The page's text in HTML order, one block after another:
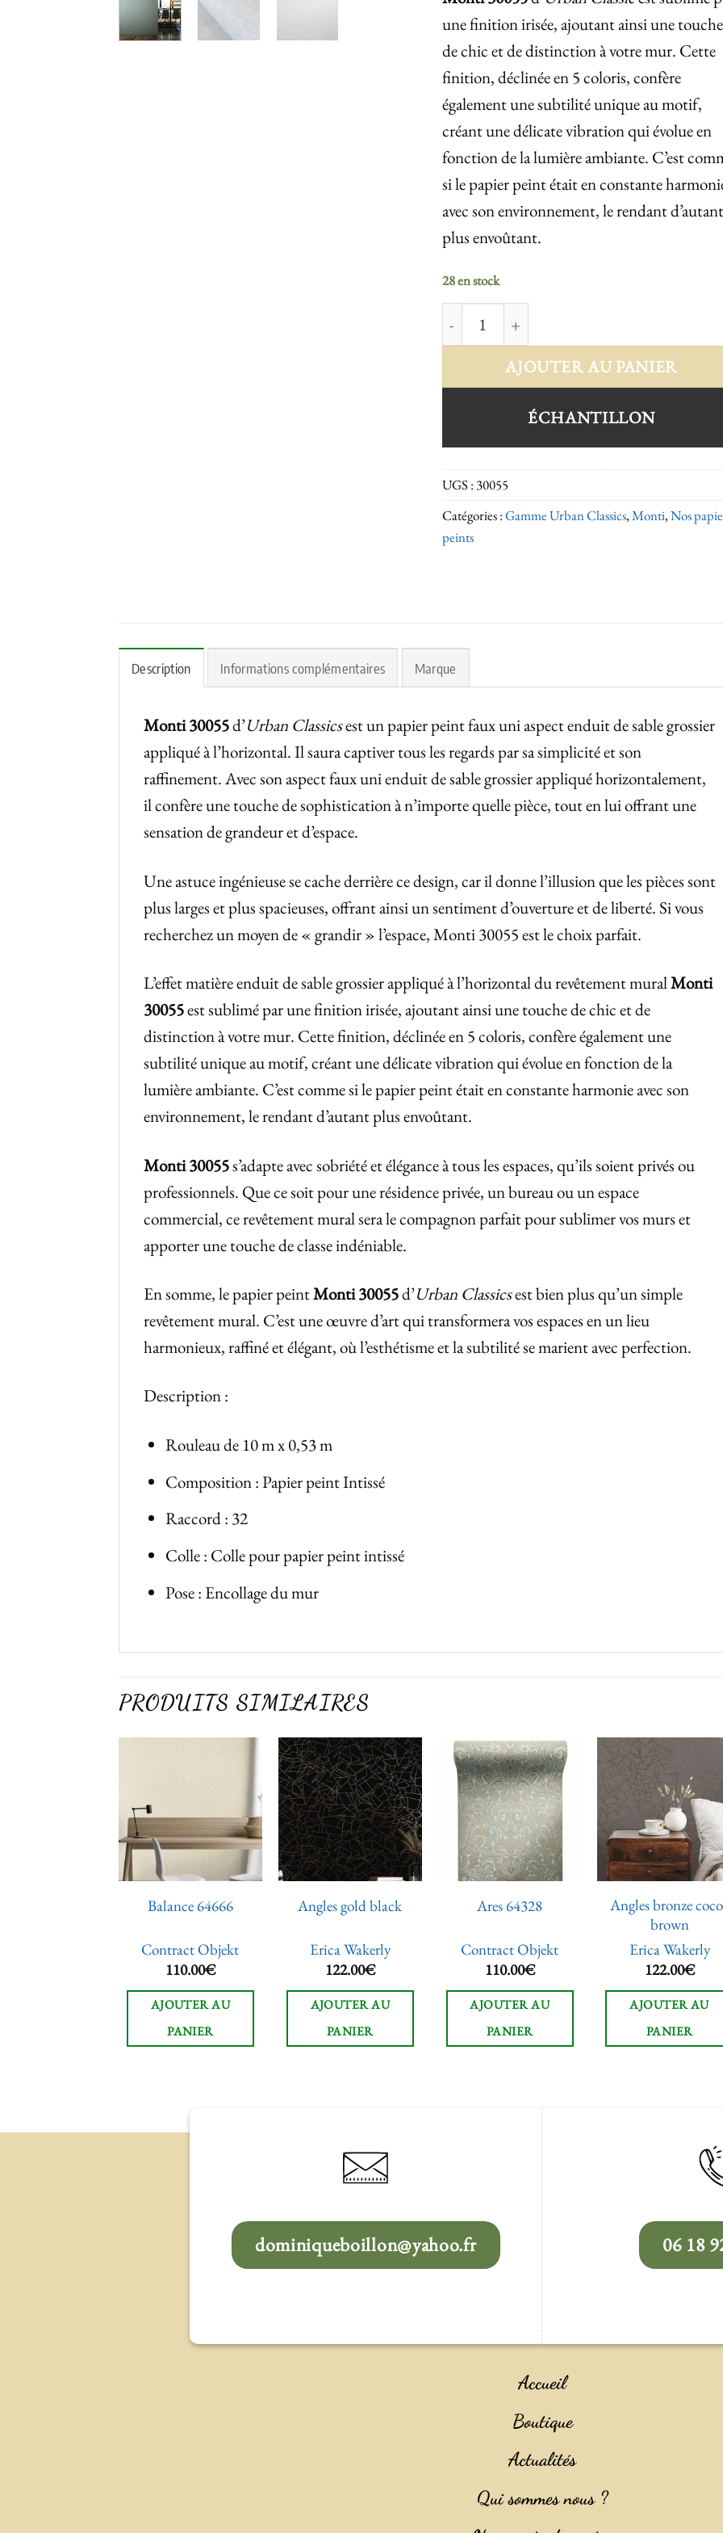
une finition irisée, ajoutant ainsi une touche
de chic et de distinction à votre mur. Cette
finition, déclinée en 5 coloris, confère
également une subtilité unique au motif,
créant une délicate vibration qui évolue en
fonction de la lumière ambiante. C’est
si le papier peint était en constante
avec son environnement, le rendant d’autant
plus envoûtant.
28 en stock
quantité de Monti 30055
AJOUTER AU PANIER
ÉCHANTILLON
UGS : 30055
Catégories :Gamme Urban Classics,Monti,Nos
peints
Description Informations complémentaires Marque
Monti 30055d’Urban Classicsest un papier peint faux uni aspect enduit de sable grossier
appliqué à l’horizontal. Il saura captiver tous les regards par sa simplicité et son
raffinement. Avec son aspect faux uni enduit de sable grossier appliqué horizontalement,
il confère une touche de sophistication à n’importe quelle pièce, tout en lui offrant une
sensation de grandeur et d’espace.
Une astuce ingénieuse se cache derrière ce design, car il donne l’illusion que les pièces sont
plus larges et plus spacieuses, offrant ainsi un sentiment d’ouverture et de liberté. Si vous
recherchez un moyen de « grandir » l’espace, Monti 30055 est le choix parfait.
L’effet matière enduit de sable grossier appliqué à l’horizontal du revêtement muralMonti
30055est sublimé par une finition irisée, ajoutant ainsi une touche de chic et de
distinction à votre mur. Cette finition, déclinée en 5 coloris, confère également une
subtilité unique au motif, créant une délicate vibration qui évolue en fonction de la
lumière ambiante. C’est comme si le papier peint était en constante harmonie avec son
environnement, le rendant d’autant plus envoûtant.
Monti 30055s’adapte avec sobriété et élégance à tous les espaces, qu’ils soient privés ou
professionnels. Que ce soit pour une résidence privée, un bureau ou un espace
commercial, ce revêtement mural sera le compagnon parfait pour sublimer vos murs et
apporter une touche de classe indéniable.
En somme, le papier peintMonti 30055d’Urban Classicsest bien plus qu’un simple
revêtement mural. C’est une œuvre d’art qui transformera vos espaces en un lieu
harmonieux, raffiné et élégant, où l’esthétisme et la subtilité se marient avec perfection.
Description :
Rouleau de 10 m x 0,53 m
Composition : Papier peint Intissé
Raccord : 32
Colle : Colle pour papier peint intissé
Pose : Encollage du mur
PRODUITS SIMILAIRES
de
souhaits
Balance 64666
Contract Objekt
110.00€
AJOUTER AU
PANIER
Ajouter
à la liste
de
souhaits
Angles gold black
Erica Wakerly
122.00€
AJOUTER AU
PANIER
Ajouter
à la liste
de
souhaits
Ares 64328
Contract Objekt
110.00€
AJOUTER AU
PANIER
à la
de
Angles bronze
brown
Erica Wakerly
122.00€
AJOUTER AU
PANIER
dominiqueboillon@yahoo.fr 06 18
Accueil
Boutique
Actualités
Qui sommes nous ?